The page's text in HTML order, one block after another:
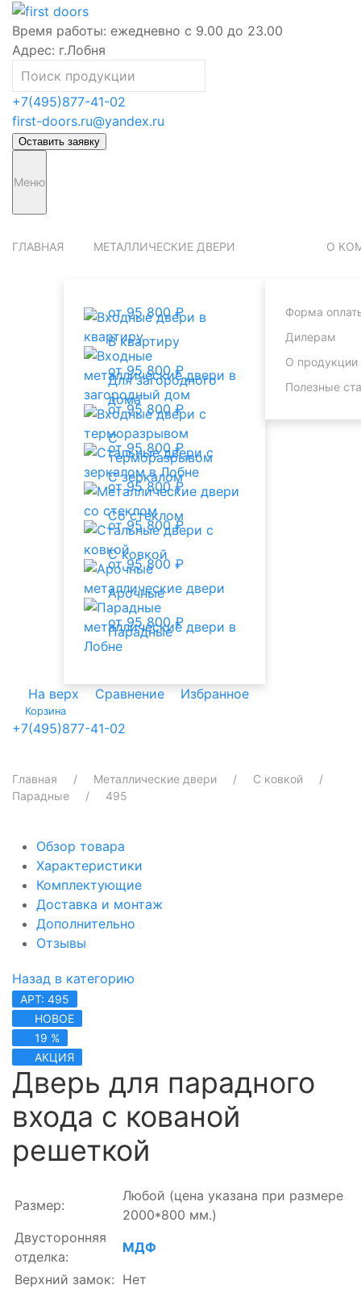
Время работы: ежедневно с 9.00 до 23.00
Адрес: г.Лобня
+7(495)877-41-02
first-doors.ru@yandex.ru
Оставить заявку
Меню
ГЛАВНАЯ МЕТАЛЛИЧЕСКИЕ ДВЕРИ
В квартиру
от 95 800 ₽
Для загородного
дома
от 95 800 ₽
С
терморазрывом
от 95 800 ₽
С зеркалом
от 95 800 ₽
Со стеклом
от 95 800 ₽
С ковкой
от 95 800 ₽
Арочные
от 95 800 ₽
Парадные
от 95 800 ₽
О
Форма
Дилерам
О продукции
Полезные
На верх Сравнение Избранное
Корзина
+7(495)877-41-02
Главная Металлические двери
С ковкой
Парадные
495
Обзор товара
Характеристики
Комплектующие
Доставка и монтаж
Дополнительно
Отзывы
Назад в категорию
АРТ: 495
НОВОЕ
19 %
АКЦИЯ
Дверь для парадного
входа с кованой
решеткой
Размер:
Любой (цена указана при размере
2000*800 мм.)
Двусторонняя
отделка:
МДФ
Верхний замок: Нет